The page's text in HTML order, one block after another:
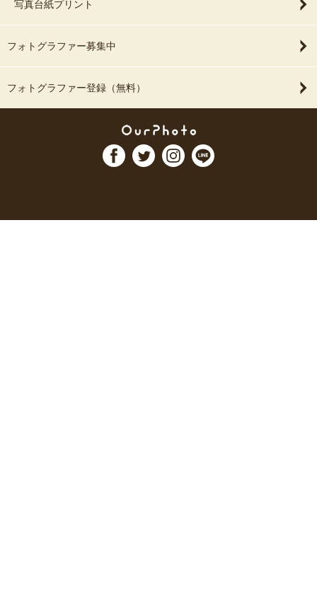
写真台紙プリント
フォトグラファー募集中
フォトグラファー登録（無料）